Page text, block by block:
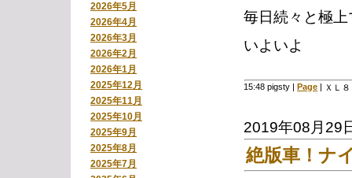
2026年5月
2026年4月
2026年3月
2026年2月
2026年1月
2025年12月
2025年11月
2025年10月
2025年9月
2025年8月
2025年7月
毎日続々と極
いよいよ
15:48 pigsty | Page | ＸＬ
2019年08月29
絶版車！ナ